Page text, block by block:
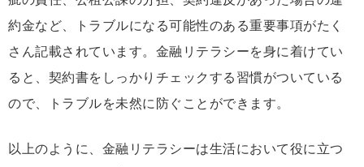
約金など、トラブルになる可能性のある重要事項がたく
さん記載されています。金融リテラシーを身に着けてい
ると、契約書をしっかりチェックする習慣がついている
ので、トラブルを未然に防ぐことができます。
以上のように、金融リテラシーは生活において役に立つ